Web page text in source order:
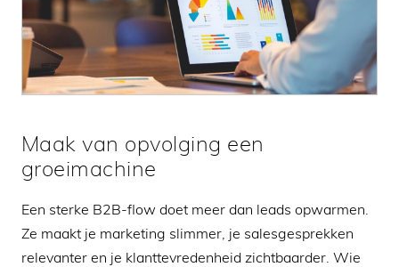
Maak van opvolging een
groeimachine
Een sterke B2B-flow doet meer dan leads opwarmen.
Ze maakt je marketing slimmer, je salesgesprekken
relevanter en je klanttevredenheid zichtbaarder. Wie